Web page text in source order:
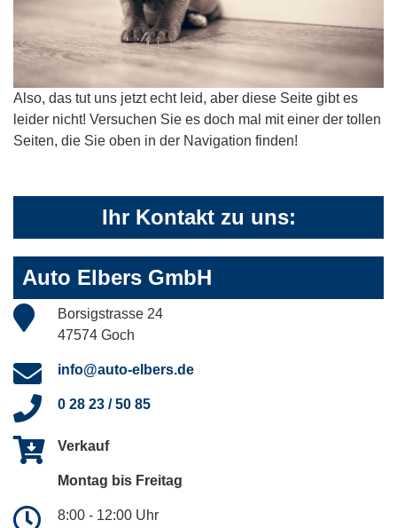
Also, das tut uns jetzt echt leid, aber diese Seite gibt es
leider nicht! Versuchen Sie es doch mal mit einer der tollen
Seiten, die Sie oben in der Navigation finden!
Ihr Kontakt zu uns:
Auto Elbers GmbH
Borsigstrasse 24
47574 Goch
info@auto-elbers.de
0 28 23 / 50 85
Verkauf
Montag bis Freitag
8:00 - 12:00 Uhr